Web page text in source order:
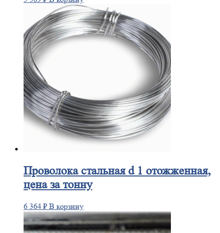
Проволокастальная d 1 отожженная,
цена за тонну
6 364 ₽ В корзину